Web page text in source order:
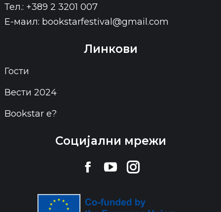
Тел.: +389 2 3201 007
Е-маил: bookstarfestival@gmail.com
Линкови
Гости
Вести 2024
Bookstar е?
Социјални мрежи
Facebook
opens
YouTube
opens
Instagram
opens